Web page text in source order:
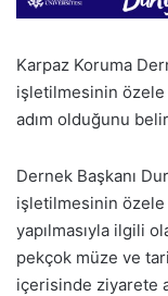
Karpaz Koruma
işletilmesinin
adım olduğunu
Dernek Başkanı
işletilmesinin özele
yapılmasıyla ilgili
pekçok müze ve
içerisinde ziyarete